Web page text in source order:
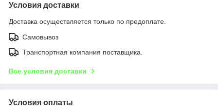
Условия доставки
Доставка осуществляется только по предоплате.
Самовывоз
Транспортная компания поставщика.
Все условия доставки
Условия оплаты